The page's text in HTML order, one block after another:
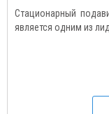
Стационарный
является одним из